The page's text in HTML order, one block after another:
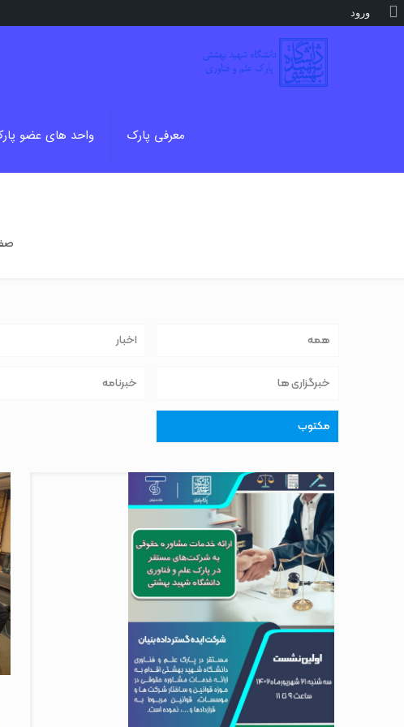
معرفی پارک واحد های عضو
همه اخبار
خبرگزاری ها خبرنامه
مکتوب
درباره
ورود